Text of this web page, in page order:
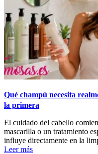
Qué champú necesita
la primera
El cuidado del cabello
mascarilla o un tratamiento
influye directamente en la
Leer más